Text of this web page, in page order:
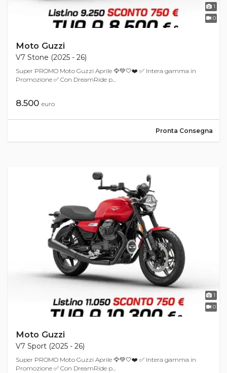
1
0
Moto Guzzi
V7 Stone (2025 - 26)
Super PROMO Moto Guzzi Aprile 🦅💚🤍❤️ ✅ Intera gamma in
Promozione ✅ Con DreamRide p...
8.500 euro
Pronta Consegna
1
0
Moto Guzzi
V7 Sport (2025 - 26)
Super PROMO Moto Guzzi Aprile 🦅💚🤍❤️ ✅ Intera gamma in
Promozione ✅ Con DreamRide p...